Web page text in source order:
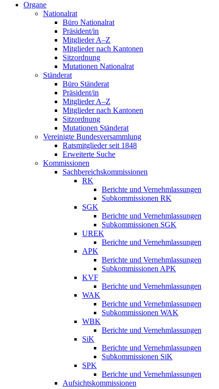
Organe
Nationalrat
Büro Nationalrat
Präsident/in
Mitglieder A–Z
Mitglieder nach Kantonen
Sitzordnung
Mutationen Nationalrat
Ständerat
Büro Ständerat
Präsident/in
Mitglieder A–Z
Mitglieder nach Kantonen
Sitzordnung
Mutationen Ständerat
Vereinigte Bundesversammlung
Ratsmitglieder seit 1848
Erweiterte Suche
Kommissionen
Sachbereichskommissionen
RK
Berichte und Vernehmlassungen
Subkommissionen RK
SGK
Berichte und Vernehmlassungen
Subkommissionen SGK
UREK
Berichte und Vernehmlassungen
APK
Berichte und Vernehmlassungen
Subkommissionen APK
KVF
Berichte und Vernehmlassungen
WAK
Berichte und Vernehmlassungen
Subkommissionen WAK
WBK
Berichte und Vernehmlassungen
SiK
Berichte und Vernehmlassungen
Subkommissionen SiK
SPK
Berichte und Vernehmlassungen
Aufsichtskommissionen